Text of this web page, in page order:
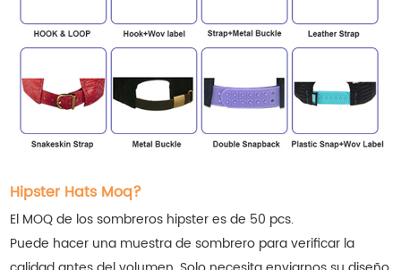
Hipster Hats Moq?
El MOQ de los sombreros hipster es de 50 pcs.
Puede hacer una muestra de sombrero para verificar la